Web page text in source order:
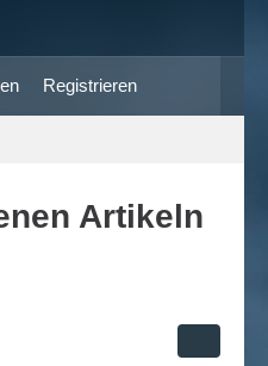
Registrieren
Artikeln